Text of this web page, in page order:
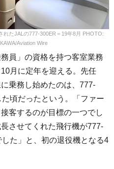
れたJALの777-300ER＝19年8月 PHOTO:
Aviation Wire
員」の資格を持つ客室業務
月に定年を迎える。先任
乗務し始めたのは、777-
頃だったという。「ファー
客するのが目標の一つでし
させてくれた飛行機が777-
た」と、初の退役機となる4